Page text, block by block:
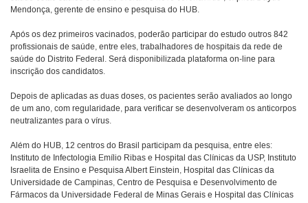
Mendonça, gerente de ensino e pesquisa do HUB.
Após os dez primeiros vacinados, poderão participar do estudo outros 842
profissionais de saúde, entre eles, trabalhadores de hospitais da rede de
saúde do Distrito Federal. Será disponibilizada plataforma on-line para
inscrição dos candidatos.
Depois de aplicadas as duas doses, os pacientes serão avaliados ao longo
de um ano, com regularidade, para verificar se desenvolveram os anticorpos
neutralizantes para o vírus.
Além do HUB, 12 centros do Brasil participam da pesquisa, entre eles:
Instituto de Infectologia Emílio Ribas e Hospital das Clínicas da USP, Instituto
Israelita de Ensino e Pesquisa Albert Einstein, Hospital das Clínicas da
Universidade de Campinas, Centro de Pesquisa e Desenvolvimento de
Fármacos da Universidade Federal de Minas Gerais e Hospital das Clínicas